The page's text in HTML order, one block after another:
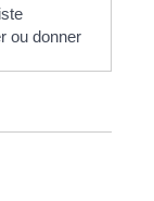
ou donner